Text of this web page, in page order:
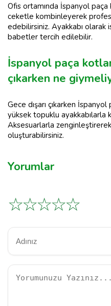
Ofis ortamında İspanyol
ceketle kombinleyerek
edebilirsiniz. Ayakkabı olarak
babetler tercih edilebilir.
İspanyol paça
çıkarken ne
Gece dışarı çıkarken
yüksek topuklu ayakkabılarla
Aksesuarlarla
oluşturabilirsiniz.
Yorumlar
☆
☆
☆
☆
☆